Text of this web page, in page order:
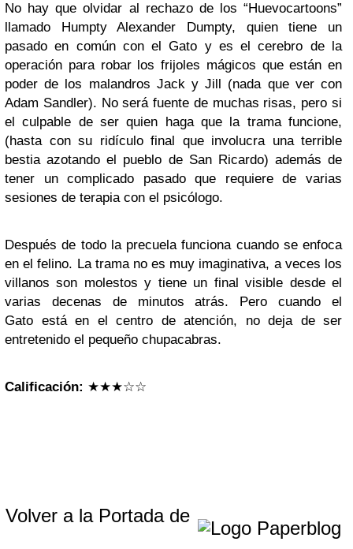
No hay que olvidar al rechazo de los “Huevocartoons”
llamado Humpty Alexander Dumpty, quien tiene un
pasado en común con el Gato y es el cerebro de la
operación para robar los frijoles mágicos que están en
poder de los malandros Jack y Jill (nada que ver con
Adam Sandler). No será fuente de muchas risas, pero si
el culpable de ser quien haga que la trama funcione,
(hasta con su ridículo final que involucra una terrible
bestia azotando el pueblo de San Ricardo) además de
tener un complicado pasado que requiere de varias
sesiones de terapia con el psicólogo.
Después de todo la precuela funciona cuando se enfoca
en el felino. La trama no es muy imaginativa, a veces los
villanos son molestos y tiene un final visible desde el
varias decenas de minutos atrás. Pero cuando el
Gato está en el centro de atención, no deja de ser
entretenido el pequeño chupacabras.
Calificación: ★★★☆☆
Volver a la Portada de